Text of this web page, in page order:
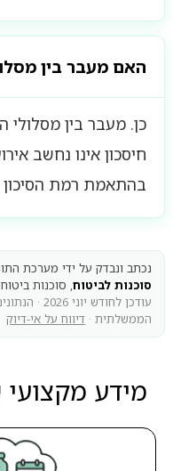
האם מעבר בין
כן. מעבר בין
חיסכון אינו נחשב
בהתאמת רמת הסיכון
נכתב ונבדק על ידי מערכת
סוכנות לביטוח, סוכנות
עודכן לחודש
הממשלתית · דיווח על אי-דיוק
מידע מקצועי